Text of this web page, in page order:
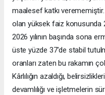
maalesef katkı
olan yüksek faiz konusunda
2026 yılının başında sona
üste yüzde 37’de stabil
oranları zaten bu rakamın
Kârlılığın azaldığı,
devamlılığı ve işletmelerin